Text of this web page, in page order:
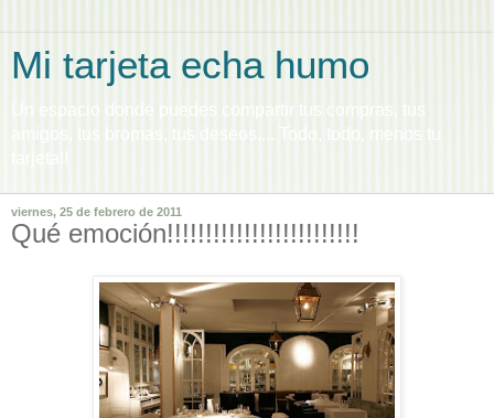
Mi tarjeta echa humo
Un espacio donde puedes compartir tus compras, tus
amigos, tus bromas, tus deseos,... Todo, todo, menos tu
tarjeta!!
viernes, 25 de febrero de 2011
Qué emoción!!!!!!!!!!!!!!!!!!!!!!!!!